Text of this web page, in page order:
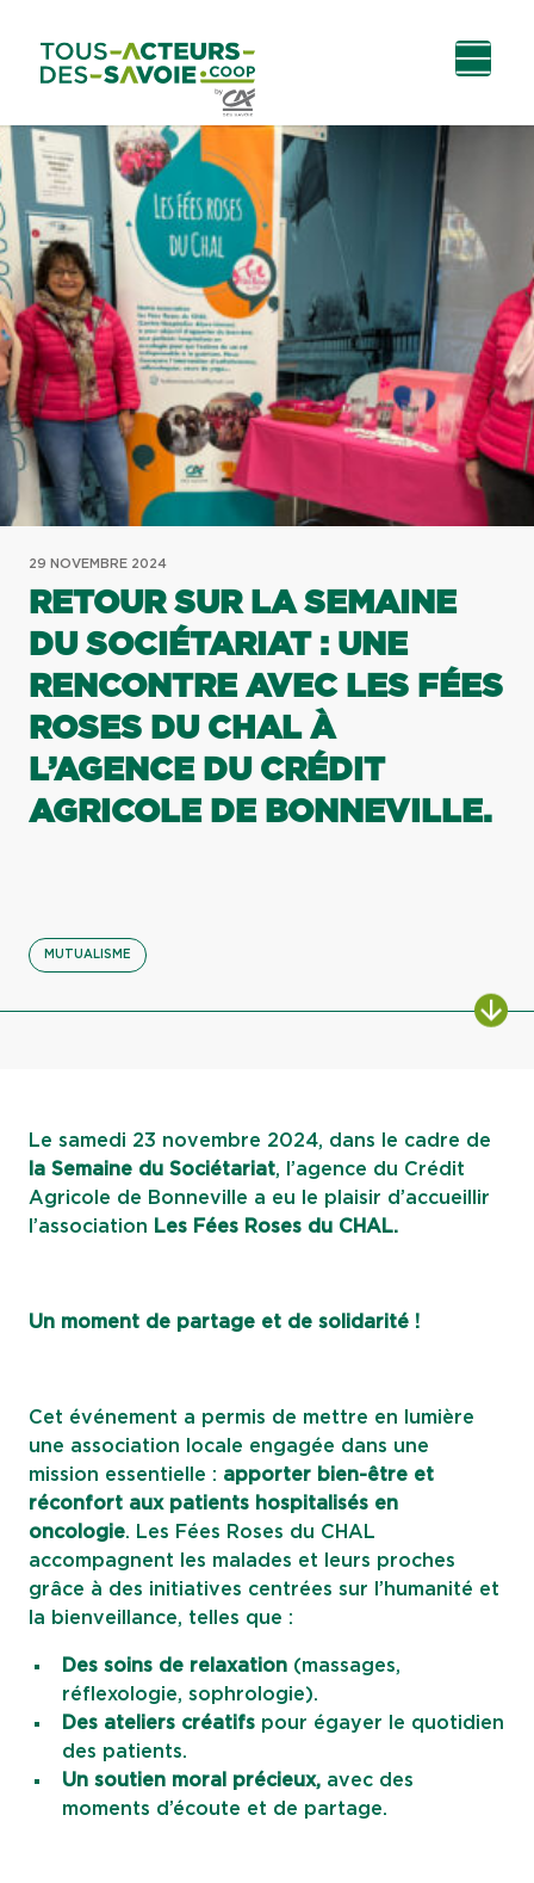
contenu
principal
29 NOVEMBRE 2024
RETOUR SUR LA SEMAINE
DU SOCIÉTARIAT : UNE
RENCONTRE AVEC LES FÉES
ROSES DU CHAL À
L’AGENCE DU CRÉDIT
AGRICOLE DE BONNEVILLE.
MUTUALISME
Le samedi 23 novembre 2024, dans le cadre de
la Semaine du Sociétariat, l’agence du Crédit
Agricole de Bonneville a eu le plaisir d’accueillir
l’association Les Fées Roses du CHAL.
Un moment de partage et de solidarité !
Cet événement a permis de mettre en lumière
une association locale engagée dans une
mission essentielle : apporter bien-être et
réconfort aux patients hospitalisés en
oncologie. Les Fées Roses du CHAL
accompagnent les malades et leurs proches
grâce à des initiatives centrées sur l’humanité et
la bienveillance, telles que :
Des soins de relaxation (massages,
réflexologie, sophrologie).
Des ateliers créatifs pour égayer le quotidien
des patients.
Un soutien moral précieux, avec des
moments d’écoute et de partage.